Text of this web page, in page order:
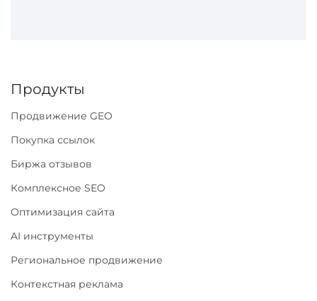
Продукты
Продвижение GEO
Покупка ссылок
Биржа отзывов
Комплексное SEO
Оптимизация сайта
AI инструменты
Региональное продвижение
Контекстная реклама